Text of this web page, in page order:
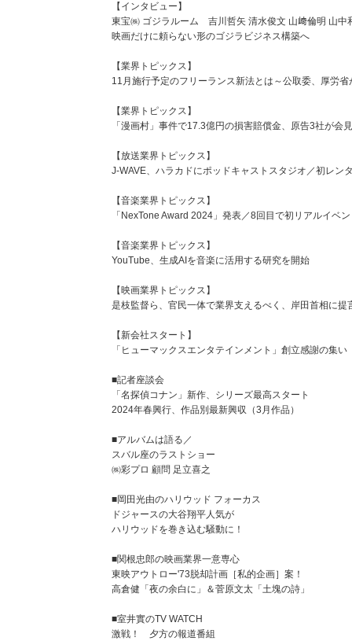
【インタビュー】
東宝㈱ ゴジラルーム 吉川哲矢 清水俊文 山﨑倫明 山中
映画だけに頼らない形のゴジラビジネス構築へ
【業界トピックス】
11月施行予定のフリーランス新法とは～公取委、厚労
【業界トピックス】
「漫画村」事件で17.3億円の損害賠償金、原告3社が会見
【放送業界トピックス】
J-WAVE、ハラカドにポッドキャストスタジオ／初レン
【音楽業界トピックス】
「NexTone Award 2024」発表／8回目で初リアルイベ
【音楽業界トピックス】
YouTube、生成AIを音楽に活用する研究を開始
【映画業界トピックス】
是枝監督ら、官民一体で業界支えるべく、岸田首相に提
【新会社スタート】
「ヒューマックスエンタテインメント」創立感謝の集い
■記者座談会
「名探偵コナン」新作、シリーズ最高スタート
2024年春興行、作品別最新興収（3月作品）
■アルバムは語る／
スバル座のラストショー
㈱彩プロ 顧問 足立喜之
■岡田光由のハリウッド フォーカス
ドジャースの大谷翔平人気が
ハリウッドを巻き込む騒動に！
■関根忠郎の映画業界一意専心
東映アウトロー'73脱却計画［私的企画］案！
高倉健「夜の余白に」＆菅原文太「土塊の詩」
■室井實のTV WATCH
激戦！ 夕方の報道番組